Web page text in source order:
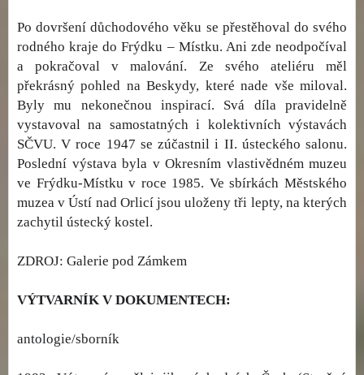
Po dovršení důchodového věku se přestěhoval do svého
rodného kraje do Frýdku – Místku. Ani zde neodpočíval
a pokračoval v malování. Ze svého ateliéru měl
překrásný pohled na Beskydy, které nade vše miloval.
Byly mu nekonečnou inspirací. Svá díla pravidelně
vystavoval na samostatných i kolektivních výstavách
SČVU. V roce 1947 se zúčastnil i II. ústeckého salonu.
Poslední výstava byla v Okresním vlastivědném muzeu
ve Frýdku-Místku v roce 1985. Ve sbírkách Městského
muzea v Ústí nad Orlicí jsou uloženy tři lepty, na kterých
zachytil ústecký kostel.
ZDROJ: Galerie pod Zámkem
VÝTVARNÍK V DOKUMENTECH:
antologie/sborník